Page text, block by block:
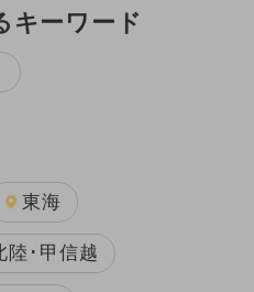
キーワード
東海
陸･甲信越